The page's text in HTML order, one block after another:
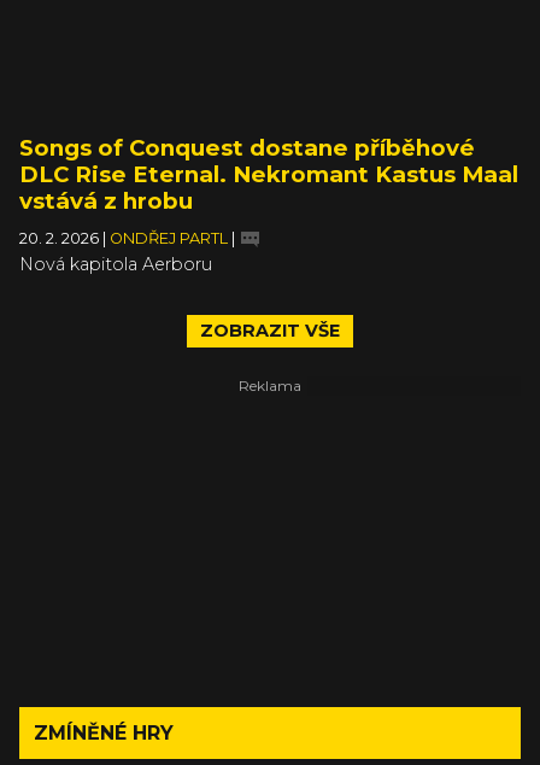
Songs of Conquest dostane příběhové
DLC Rise Eternal. Nekromant Kastus Maal
vstává z hrobu
20. 2. 2026 | ONDŘEJ PARTL |
Nová kapitola Aerboru
ZOBRAZIT VŠE
ZMÍNĚNÉ HRY